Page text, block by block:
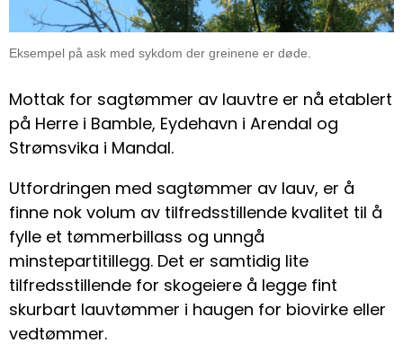
Eksempel på ask med sykdom der greinene er døde.
Mottak for sagtømmer av lauvtre er nå etablert
på Herre i Bamble, Eydehavn i Arendal og
Strømsvika i Mandal.
Utfordringen med sagtømmer av lauv, er å
finne nok volum av tilfredsstillende kvalitet til å
fylle et tømmerbillass og unngå
minstepartitillegg. Det er samtidig lite
tilfredsstillende for skogeiere å legge fint
skurbart lauvtømmer i haugen for biovirke eller
vedtømmer.